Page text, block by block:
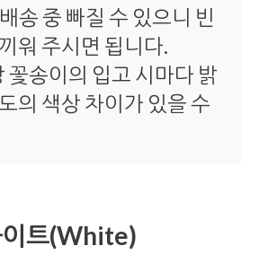
송 중 빠질 수 있으니 빈
워 주시면 됩니다.
꽃송이의 입고 시마다 밝
의 색상 차이가 있을 수
트(White)